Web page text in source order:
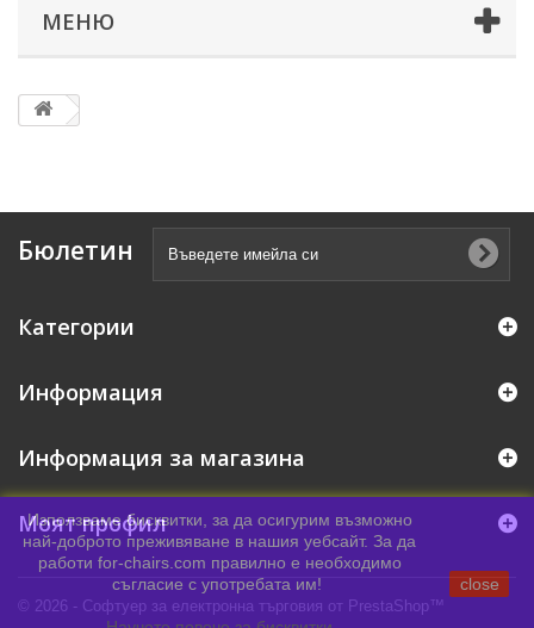
МЕНЮ
Бюлетин
Категории
Информация
© 2026 - Софтуер за електронна търговия от PrestaShop™
Информация за магазина
Използваме бисквитки, за да осигурим възможно
най-доброто преживяване в нашия уебсайт. За да
работи for-chairs.com правилно е необходимо
съгласие с употребата им!
close
Моят профил